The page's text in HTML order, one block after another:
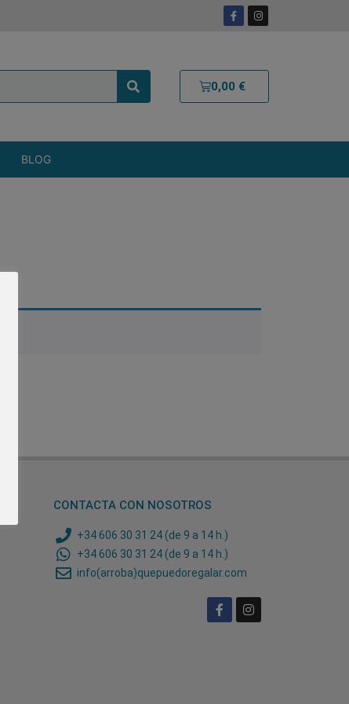
0,00 €
BLOG
CONTACTA CON NOSOTROS
+34 606 30 31 24 (de 9 a 14 h.)
+34 606 30 31 24 (de 9 a 14 h.)
info(arroba)quepuedoregalar.com